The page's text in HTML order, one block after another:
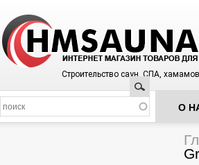
Строительство саун, СПА, хамамов
Поиск
О
Вы